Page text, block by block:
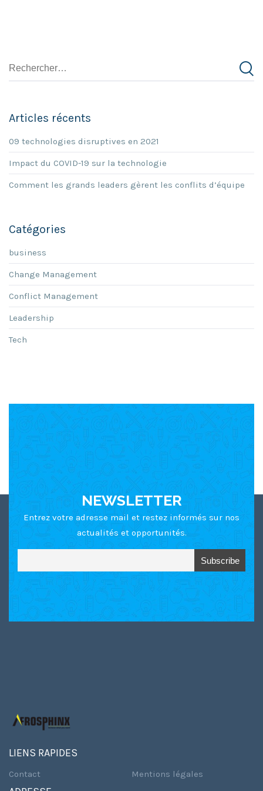
Articles récents
09 technologies disruptives en 2021
Impact du COVID-19 sur la technologie
Comment les grands leaders gèrent les conflits d’équipe
Catégories
business
Change Management
Conflict Management
Leadership
Tech
NEWSLETTER
Entrez votre adresse mail et restez informés sur nos
actualités et opportunités.
LIENS RAPIDES
Contact Mentions légales